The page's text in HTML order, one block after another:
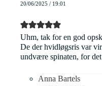
20/06/2025 / 19:01
Uhm, tak for en god
De der hvidløgsris var
undvære spinaten, for
Anna Bartels